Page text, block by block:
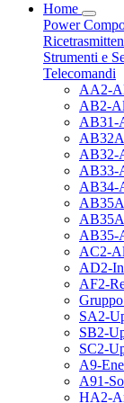
Home
Power
Strumenti e
Telecomandi
AA2-
AB2-
AB31-
AB32-
AB33-
AB34-
AB35-
AC2-
AD2-
AF2-
SA2-
SB2-
SC2-
A9-
A91-
HA2-